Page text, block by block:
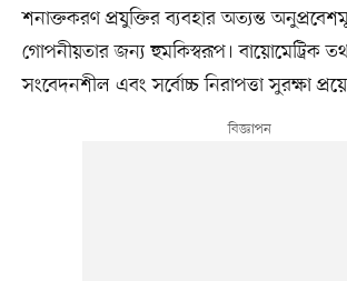
শনাক্তকরণ প্রযুক্তির ব্যবহার অত্যন্ত
গোপনীয়তার জন্য হুমকিস্বরূপ। বায়োমেট্রিক
সংবেদনশীল এবং সর্বোচ্চ নিরাপত্তা সুরক্ষা